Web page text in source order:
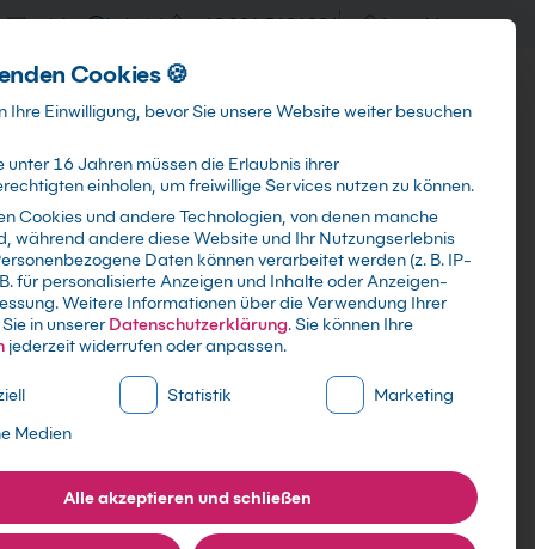
training@kebel.de +49 231 5191986 Anmelden
Suchen
Info & Services Kontakt
Cookies 🍪
Ihre Einwilligung, bevor Sie unsere Website weiter besuchen
unter 16 Jahren müssen die Erlaubnis ihrer
einholen, um freiwillige Services nutzen zu können.
Cookies und andere Technologien, von denen manche
während andere diese Website und Ihr Nutzungserlebnis
Daten können verarbeitet werden (z. B. IP-
für personalisierte Anzeigen und Inhalte oder Anzeigen-
Weitere Informationen über die Verwendung Ihrer
in unserer Datenschutzerklärung.Sie können Ihre
jederzeit widerrufen oder anpassen.
Liste der Service-Gruppen, für die eine Einwilligung
Statistik
Marketing
Medien
Alle akzeptieren und schließen